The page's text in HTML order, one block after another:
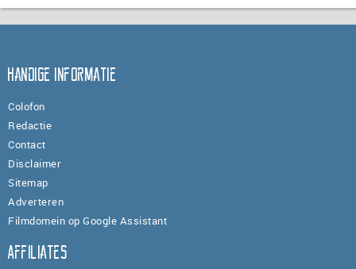
Handige informatie
Colofon
Redactie
Contact
Disclaimer
Sitemap
Adverteren
Filmdomein op Google Assistant
Affiliates